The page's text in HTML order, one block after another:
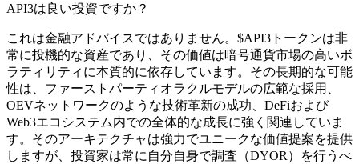
API3は良い投資ですか？
これは金融アドバイスではありません。$API3トークンは非
常に投機的な資産であり、その価値は暗号通貨市場の高いボ
ラティリティに本質的に依存しています。その長期的な可能
性は、ファーストパーティオラクルモデルの広範な採用、
OEVネットワークのような技術革新の成功、DeFiおよび
Web3エコシステム内での全体的な成長に強く関連していま
す。そのアーキテクチャは強力でユニークな価値提案を提供
しますが、投資家は常に自分自身で調査（DYOR）を行うべ